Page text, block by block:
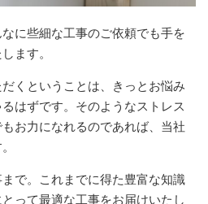
に些細な工事のご依頼でも手を
ます。
くということは、きっとお悩み
はずです。そのようなストレス
お力になれるのであれば、当社
で。これまでに得た豊富な知識
って最適な工事をお届けいたし